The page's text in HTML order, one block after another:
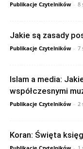
Publikacje Czytelników - 8
Jakie są zasady
Publikacje Czytelników - 7
Islam a media:
współczesnymi
Publikacje Czytelników - 2
Koran: Święta